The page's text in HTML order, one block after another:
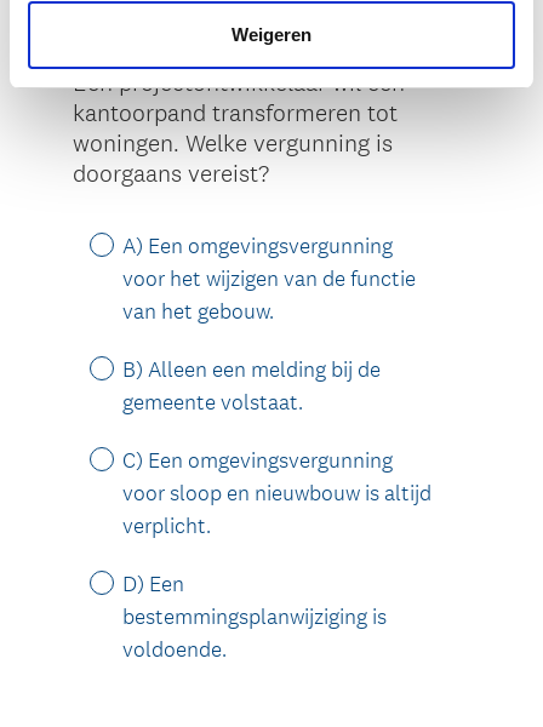
Weigeren